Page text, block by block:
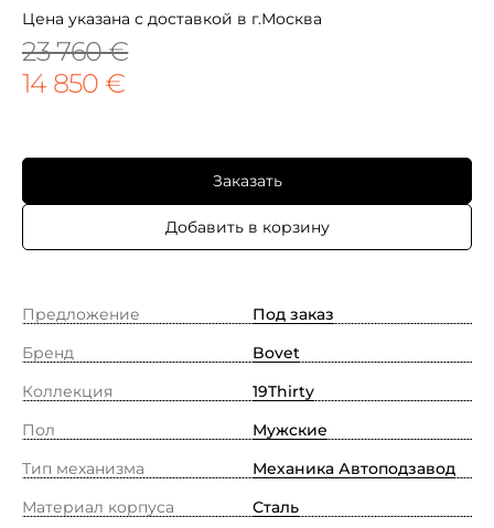
Цена указана с доставкой в г.Москва
23 760 €
14 850 €
Заказать
Добавить в корзину
Предложение
Под заказ
Бренд
Bovet
Коллекция
19Thirty
Пол
Мужские
Тип механизма
Механика Автоподзавод
Материал корпуса
Сталь